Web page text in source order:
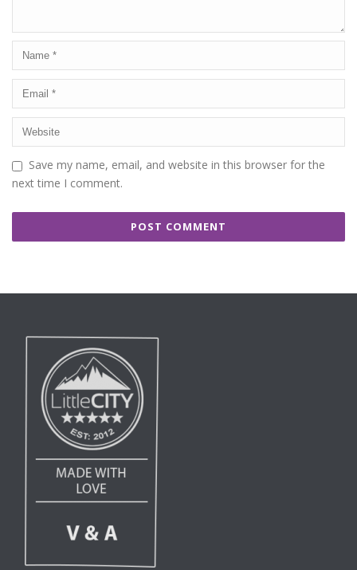
Save my name, email, and website in this browser for the
next time I comment.